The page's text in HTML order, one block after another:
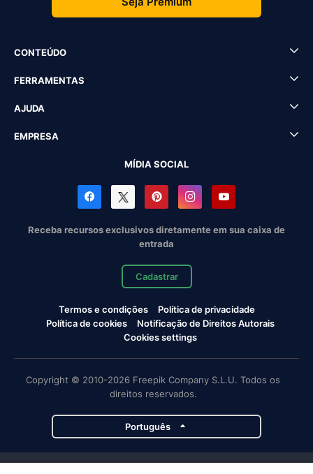
CONTEÚDO
FERRAMENTAS
AJUDA
EMPRESA
MÍDIA SOCIAL
Receba recursos exclusivos diretamente em sua caixa de
entrada
Cadastrar
Termos e condições
Política de privacidade
Política de cookies
Notificação de Direitos Autorais
Cookies settings
Copyright © 2010-2026 Freepik Company S.L.U. Todos os
direitos reservados.
Português